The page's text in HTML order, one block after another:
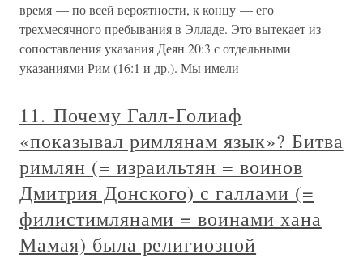
время — по всей вероятности, к концу — его
трехмесячного пребывания в Элладе. Это вытекает из
сопоставления указания Деян 20:3 с отдельными
указаниями Рим (16:1 и др.). Мы имели
11. Почему Галл-Голиаф
«показывал римлянам язык»? Битва
римлян (= израильтян = воинов
Дмитрия Донского) с галлами (=
филистимлянами = воинами хана
Мамая) была религиозной